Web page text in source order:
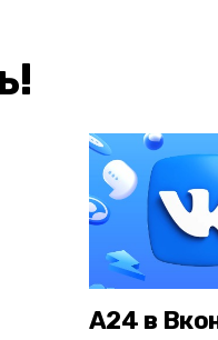
А24 в